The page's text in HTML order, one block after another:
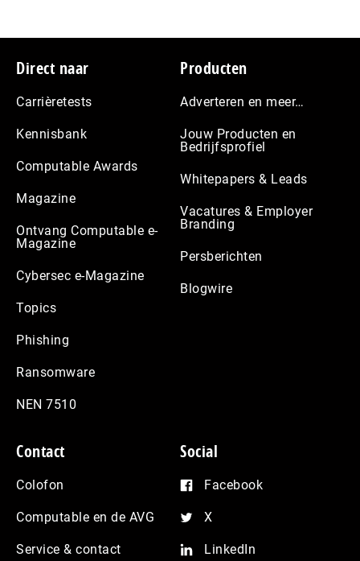
Footer
Direct naar
Carrièretests
Kennisbank
Computable Awards
Magazine
Ontvang Computable e-
Magazine
Cybersec e-Magazine
Topics
Phishing
Ransomware
NEN 7510
Producten
Adverteren en meer…
Jouw Producten en
Bedrijfsprofiel
Whitepapers & Leads
Vacatures & Employer
Branding
Persberichten
Blogwire
Contact
Colofon
Computable en de AVG
Service & contact
Social
Facebook
X
LinkedIn